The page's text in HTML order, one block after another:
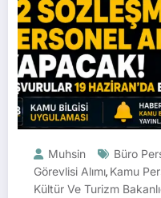
Muhsin Büro
Görevlisi Alımı, Kamu
Kültür Ve Turizm